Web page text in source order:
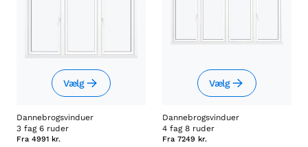
Vælg
Dannebrogsvinduer
3 fag 6 ruder
Fra 4991 kr.
Vælg
Dannebrogsvinduer
4 fag 8 ruder
Fra 7249 kr.